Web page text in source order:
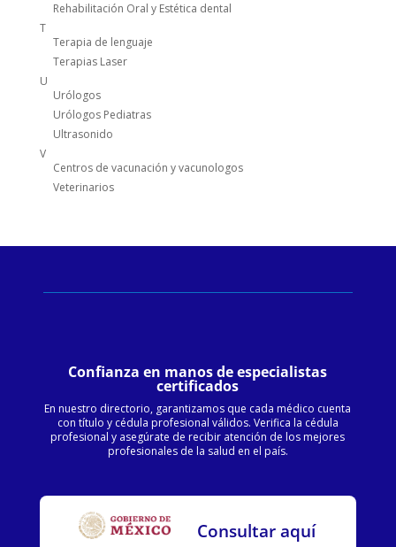
Rehabilitación Oral y Estética dental
T
Terapia de lenguaje
Terapias Laser
U
Urólogos
Urólogos Pediatras
Ultrasonido
V
Centros de vacunación y vacunologos
Veterinarios
Confianza en manos de especialistas
certificados
En nuestro directorio, garantizamos que cada médico cuenta
con título y cédula profesional válidos. Verifica la cédula
profesional y asegúrate de recibir atención de los mejores
profesionales de la salud en el país.
Consultar aquí